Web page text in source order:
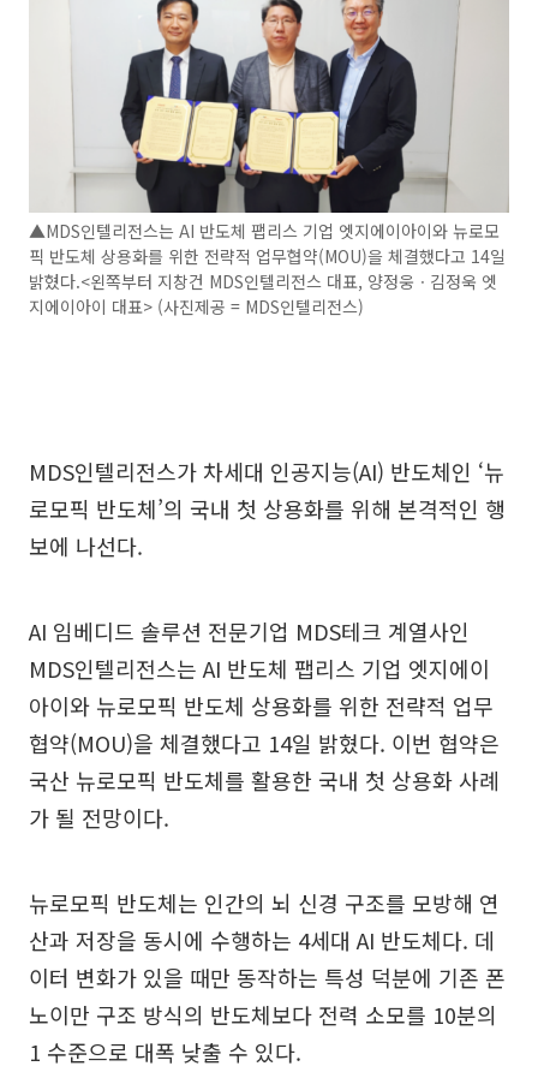
▲MDS인텔리전스는 AI 반도체 팹리스 기업 엣지에이아이와 뉴로모
픽 반도체 상용화를 위한 전략적 업무협약(MOU)을 체결했다고 14일
밝혔다.<왼쪽부터 지창건 MDS인텔리전스 대표, 양정웅ㆍ김정욱 엣
지에이아이 대표> (사진제공 = MDS인텔리전스)
MDS인텔리전스가 차세대 인공지능(AI) 반도체인 ‘뉴
로모픽 반도체’의 국내 첫 상용화를 위해 본격적인 행
보에 나선다.
AI 임베디드 솔루션 전문기업 MDS테크 계열사인
MDS인텔리전스는 AI 반도체 팹리스 기업 엣지에이
아이와 뉴로모픽 반도체 상용화를 위한 전략적 업무
협약(MOU)을 체결했다고 14일 밝혔다. 이번 협약은
국산 뉴로모픽 반도체를 활용한 국내 첫 상용화 사례
가 될 전망이다.
뉴로모픽 반도체는 인간의 뇌 신경 구조를 모방해 연
산과 저장을 동시에 수행하는 4세대 AI 반도체다. 데
이터 변화가 있을 때만 동작하는 특성 덕분에 기존 폰
노이만 구조 방식의 반도체보다 전력 소모를 10분의
1 수준으로 대폭 낮출 수 있다.